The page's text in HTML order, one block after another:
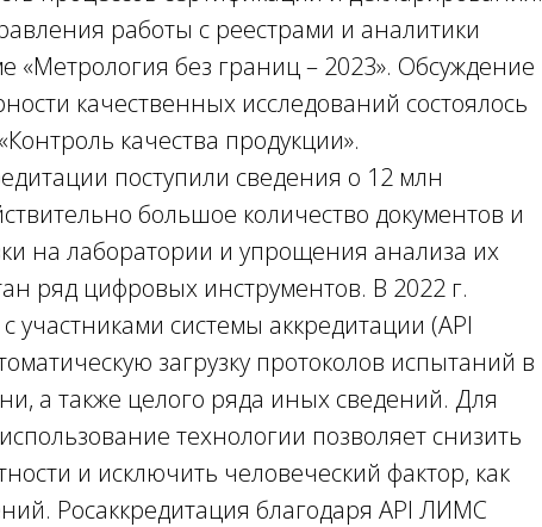
работы с реестрами и аналитики
«Метрология без границ – 2023». Обсуждение
качественных исследований состоялось
качества продукции».
поступили сведения о 12 млн
большое количество документов и
на лаборатории и упрощения анализа их
ряд цифровых инструментов. В 2022 г.
участниками системы аккредитации (API
загрузку протоколов испытаний в
а также целого ряда иных сведений. Для
технологии позволяет снизить
и исключить человеческий фактор, как
Росаккредитация благодаря API ЛИМС